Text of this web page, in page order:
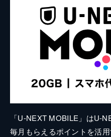
「U-NEXT MOBILE」はU-
毎月もらえるポイントを活